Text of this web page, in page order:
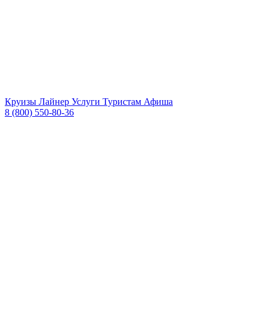
Круизы Лайнер Услуги Туристам Афиша
8 (800) 550-80-36